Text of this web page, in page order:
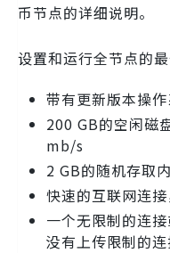
币节点的详细说明。
设置和运行全节点的
带有更新版本操
200 GB的空闲磁
mb/s
2 GB的随机存取
快速的互联网连
一个无限制的连
没有上传限制的